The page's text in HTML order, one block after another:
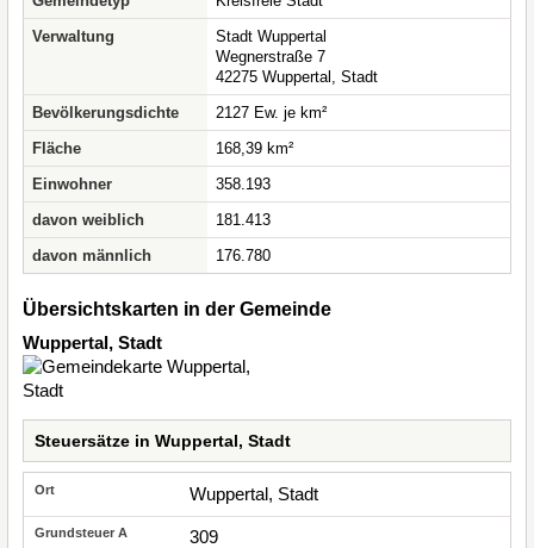
Verwaltung
Stadt Wuppertal
Wegnerstraße 7
42275 Wuppertal, Stadt
Bevölkerungsdichte
2127 Ew. je km²
Fläche
168,39 km²
Einwohner
358.193
davon weiblich
181.413
davon männlich
176.780
Übersichtskarten in der Gemeinde
Wuppertal, Stadt
Steuersätze in Wuppertal, Stadt
Wuppertal, Stadt
309